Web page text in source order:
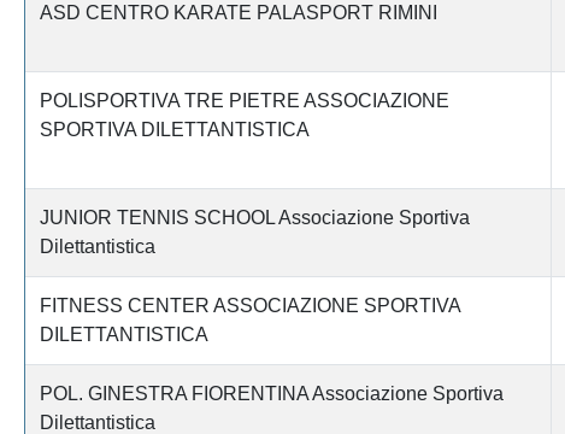
ASD CENTRO KARATE PALASPORT RIMINI
POLISPORTIVA TRE PIETRE ASSOCIAZIONE
SPORTIVA DILETTANTISTICA
JUNIOR TENNIS SCHOOL Associazione Sportiva
Dilettantistica
FITNESS CENTER ASSOCIAZIONE SPORTIVA
DILETTANTISTICA
POL. GINESTRA FIORENTINA Associazione Sportiva
Dilettantistica